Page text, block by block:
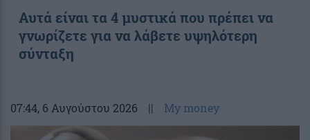
Αυτά είναι τα 4 μυστικά που πρέπει να
γνωρίζετε για να λάβετε υψηλότερη
σύνταξη
07:44, 6 Αυγούστου 2026 || My money